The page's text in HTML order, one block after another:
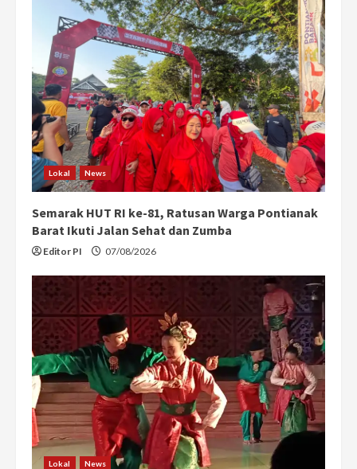
Lokal News
Semarak HUT RI ke-81, Ratusan Warga Pontianak
Barat Ikuti Jalan Sehat dan Zumba
Editor PI 07/08/2026
Lokal News